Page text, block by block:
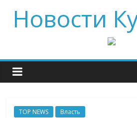
Новости
TOP NEWS Власть